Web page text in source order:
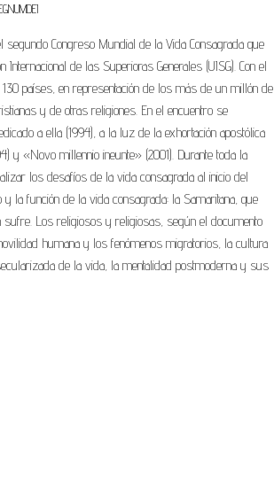
Congreso Mundial de la Vida Consagrada que
de las Superioras Generales (UISG). Con el
países, en representación de los más de un millón de
y de otras religiones. En el encuentro se
a ella (1994), a la luz de la exhortación apostólica
y «Novo millennio ineunte» (2001). Durante toda la
los desafíos de la vida consagrada al inicio del
la función de la vida consagrada: la Samaritana, que
Los religiosos y religiosas, según el documento
humana y los fenómenos migratorios, la cultura
de la vida, la mentalidad postmoderna y sus